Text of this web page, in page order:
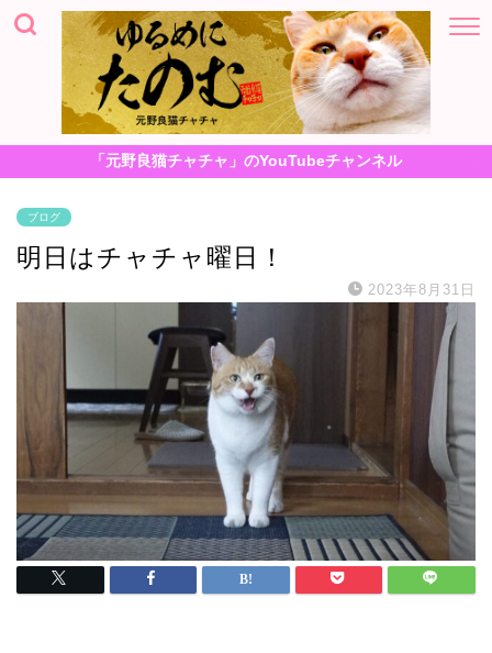
「元野良猫チャチャ」のYouTubeチャンネル
ブログ
明日はチャチャ曜日！
2023年8月31日